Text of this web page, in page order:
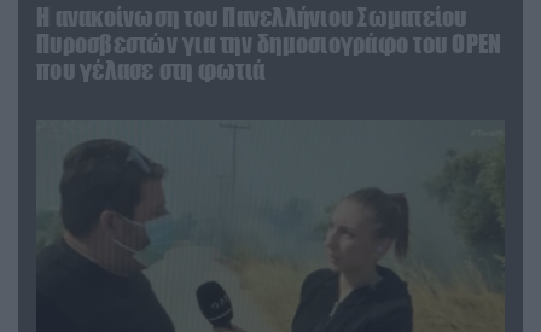
Η ανακοίνωση του Πανελλήνιου Σωματείου
Πυροσβεστών για την δημοσιογράφο του OPEN
που γέλασε στη φωτιά